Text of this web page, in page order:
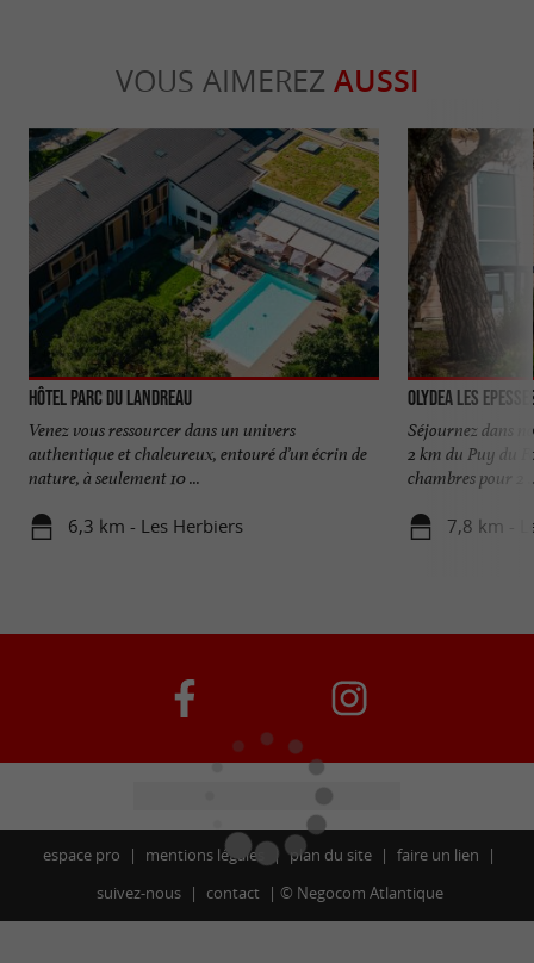
VOUS AIMEREZ AUSSI
Hôtel Parc du Landreau
Venez vous ressourcer dans un univers
authentique et chaleureux, entouré d’un écrin de
nature, à seulement 10 ...
6,3 km - Les Herbiers
Olydea Les
Séjournez dans
2 km du Puy du
chambres pour 2
7,8 km -
espace pro mentions légales plan du site
faire un lien
suivez-nous
contact © Negocom Atlantique